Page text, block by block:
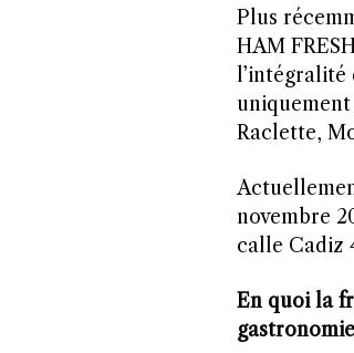
Plus
HAM
l’intégralité
uniquement
Raclette,
novembre
calle Cadiz
En quoi la